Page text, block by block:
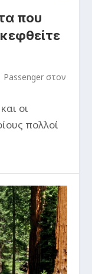
που
Passenger στον
οι
πολλοί